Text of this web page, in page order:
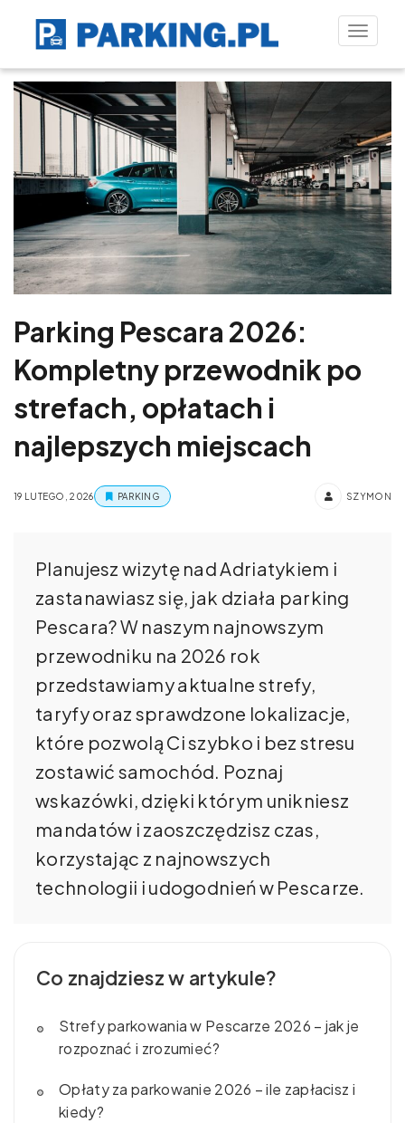
Toggle
Parking Pescara 2026:
Kompletny przewodnik po
strefach, opłatach i
najlepszych miejscach
19 LUTEGO, 2026 PARKING SZYMON
Planujesz wizytę nad Adriatykiem i
zastanawiasz się, jak działa parking
Pescara? W naszym najnowszym
przewodniku na 2026 rok
przedstawiamy aktualne strefy,
taryfy oraz sprawdzone lokalizacje,
które pozwolą Ci szybko i bez stresu
zostawić samochód. Poznaj
wskazówki, dzięki którym unikniesz
mandatów i zaoszczędzisz czas,
korzystając z najnowszych
technologii i udogodnień w Pescarze.
Co znajdziesz w artykule?
Strefy parkowania w Pescarze 2026 – jak je
rozpoznać i zrozumieć?
Opłaty za parkowanie 2026 – ile zapłacisz i
kiedy?